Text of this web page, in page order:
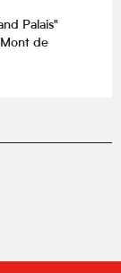
Palais"
de